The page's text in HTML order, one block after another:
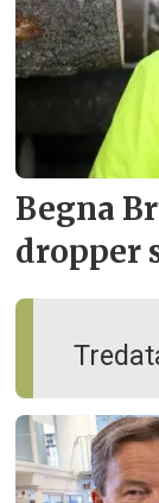
Begna
dropper